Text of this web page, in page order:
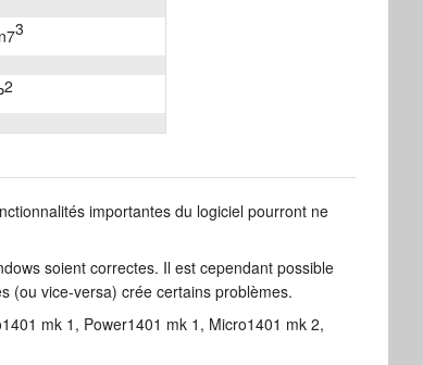
3
2
importantes du logiciel pourront ne
soient correctes. Il est cependant possible
(ou vice-versa) crée certains problèmes.
mk 1, Power1401 mk 1, Micro1401 mk 2,